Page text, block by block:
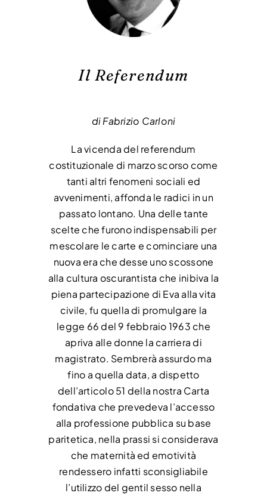
Il Referendum
di Fabrizio Carloni
La vicenda del referendum
costituzionale di marzo scorso come
tanti altri fenomeni sociali ed
avvenimenti, affonda le radici in un
passato lontano. Una delle tante
scelte che furono indispensabili per
mescolare le carte e cominciare una
nuova era che desse uno scossone
alla cultura oscurantista che inibiva la
piena partecipazione di Eva alla vita
civile, fu quella di promulgare la
legge 66 del 9 febbraio 1963 che
apriva alle donne la carriera di
magistrato. Sembrerà assurdo ma
fino a quella data, a dispetto
dell’articolo 51 della nostra Carta
fondativa che prevedeva l’accesso
alla professione pubblica su base
paritetica, nella prassi si considerava
che maternità ed emotività
rendessero infatti sconsigliabile
l’utilizzo del gentil sesso nella